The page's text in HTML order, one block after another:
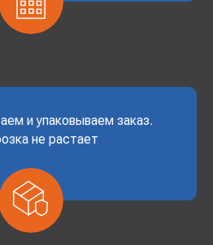
и упаковываем заказ.
не растает